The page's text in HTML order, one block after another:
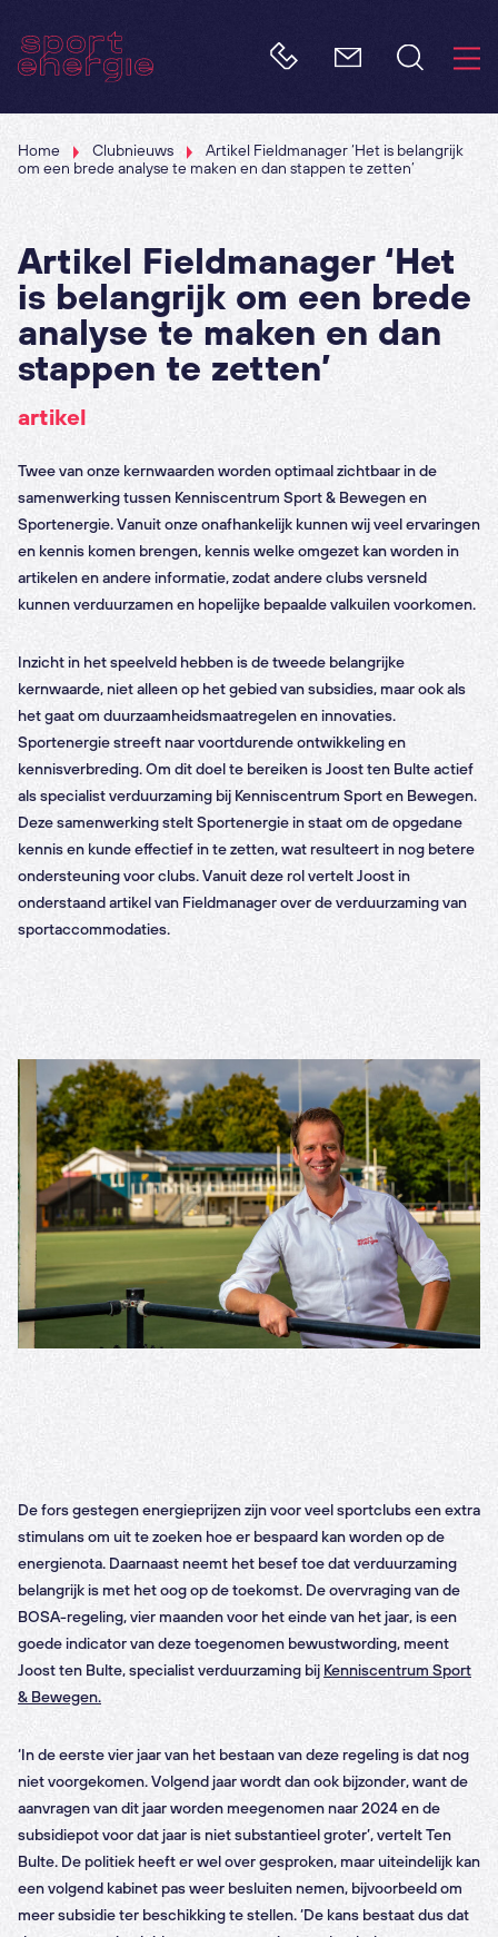
Home Clubnieuws
Artikel Fieldmanager ‘Het is belangrijk
om een brede analyse te maken en dan stappen te zetten’
Artikel Fieldmanager ‘Het
is belangrijk om een brede
analyse te maken en dan
stappen te zetten’
artikel
Twee van onze kernwaarden worden optimaal zichtbaar in de
samenwerking tussen Kenniscentrum Sport & Bewegen en
Sportenergie. Vanuit onze onafhankelijk kunnen wij veel ervaringen
en kennis komen brengen, kennis welke omgezet kan worden in
artikelen en andere informatie, zodat andere clubs versneld
kunnen verduurzamen en hopelijke bepaalde valkuilen voorkomen.
Inzicht in het speelveld hebben is de tweede belangrijke
kernwaarde, niet alleen op het gebied van subsidies, maar ook als
het gaat om duurzaamheidsmaatregelen en innovaties.
Sportenergie streeft naar voortdurende ontwikkeling en
kennisverbreding. Om dit doel te bereiken is Joost ten Bulte actief
als specialist verduurzaming bij Kenniscentrum Sport en Bewegen.
Deze samenwerking stelt Sportenergie in staat om de opgedane
kennis en kunde effectief in te zetten, wat resulteert in nog betere
ondersteuning voor clubs. Vanuit deze rol vertelt Joost in
onderstaand artikel van Fieldmanager over de verduurzaming van
sportaccommodaties.
De fors gestegen energieprijzen zijn voor veel sportclubs een extra
stimulans om uit te zoeken hoe er bespaard kan worden op de
energienota. Daarnaast neemt het besef toe dat verduurzaming
belangrijk is met het oog op de toekomst. De overvraging van de
BOSA-regeling, vier maanden voor het einde van het jaar, is een
goede indicator van deze toegenomen bewustwording, meent
Joost ten Bulte, specialist verduurzaming bij Kenniscentrum Sport
& Bewegen.
‘In de eerste vier jaar van het bestaan van deze regeling is dat nog
niet voorgekomen. Volgend jaar wordt dan ook bijzonder, want de
aanvragen van dit jaar worden meegenomen naar 2024 en de
subsidiepot voor dat jaar is niet substantieel groter’, vertelt Ten
Bulte. De politiek heeft er wel over gesproken, maar uiteindelijk kan
een volgend kabinet pas weer besluiten nemen, bijvoorbeeld om
meer subsidie ter beschikking te stellen. ‘De kans bestaat dus dat